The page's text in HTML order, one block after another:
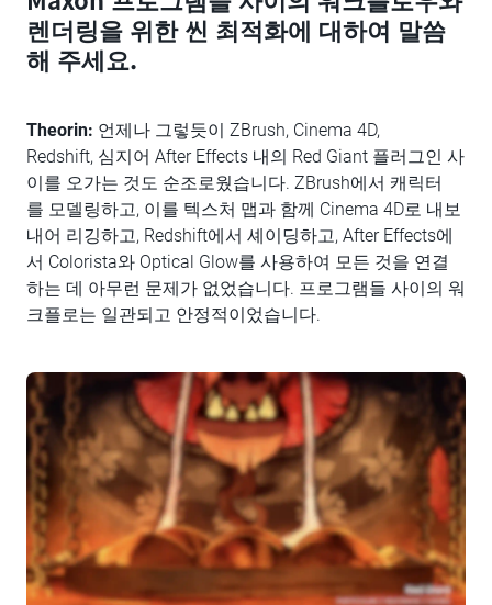
렌더링을 위한 씬 최적화에 대하여 말씀
해 주세요.
Theorin: 언제나 그렇듯이 ZBrush, Cinema 4D,
Redshift, 심지어 After Effects 내의 Red Giant 플러그인 사
이를 오가는 것도 순조로웠습니다. ZBrush에서 캐릭터
를 모델링하고, 이를 텍스처 맵과 함께 Cinema 4D로 내보
내어 리깅하고, Redshift에서 셰이딩하고, After Effects에
서 Colorista와 Optical Glow를 사용하여 모든 것을 연결
하는 데 아무런 문제가 없었습니다. 프로그램들 사이의 워
크플로는 일관되고 안정적이었습니다.